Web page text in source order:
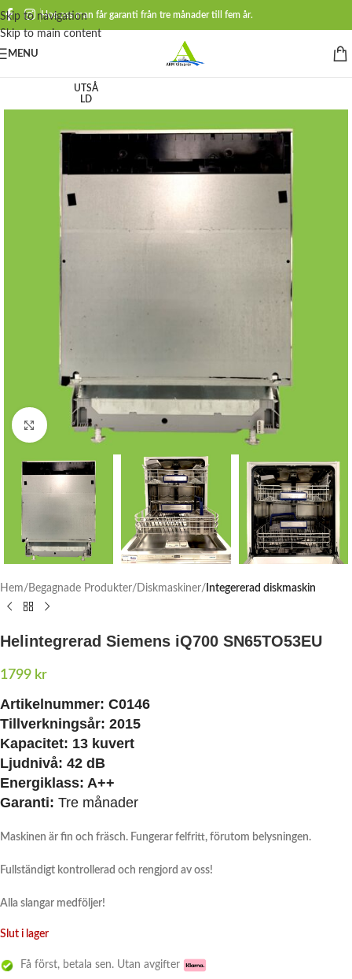
Skip to navigation
Skip to main content
Hos oss man får garanti från tre månader till fem år.
MENU
UTSÅ
LD
Click to enlarge
Hem Begagnade Produkter Diskmaskiner Integererad diskmaskin
Helintegrerad Siemens iQ700 SN65TO53EU
1799 kr
Artikelnummer: C0146
Tillverkningsår: 2015
Kapacitet: 13 kuvert
Ljudnivå: 42 dB
Energiklass: A++
Garanti: Tre månader
Maskinen är fin och fräsch. Fungerar felfritt, förutom belysningen.
Fullständigt kontrollerad och rengjord av oss!
Alla slangar medföljer!
Slut i lager
Få först, betala sen. Utan avgifter